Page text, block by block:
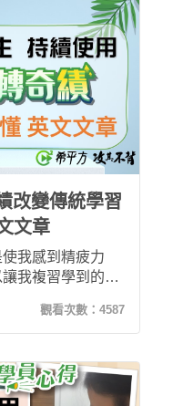
改變傳統學習
文章
我感到精疲力
我複習學到的英
門針對高中英文的
式，徹底改變了
到高二階段，發現
以往還要來的快
觀看次數： 4587